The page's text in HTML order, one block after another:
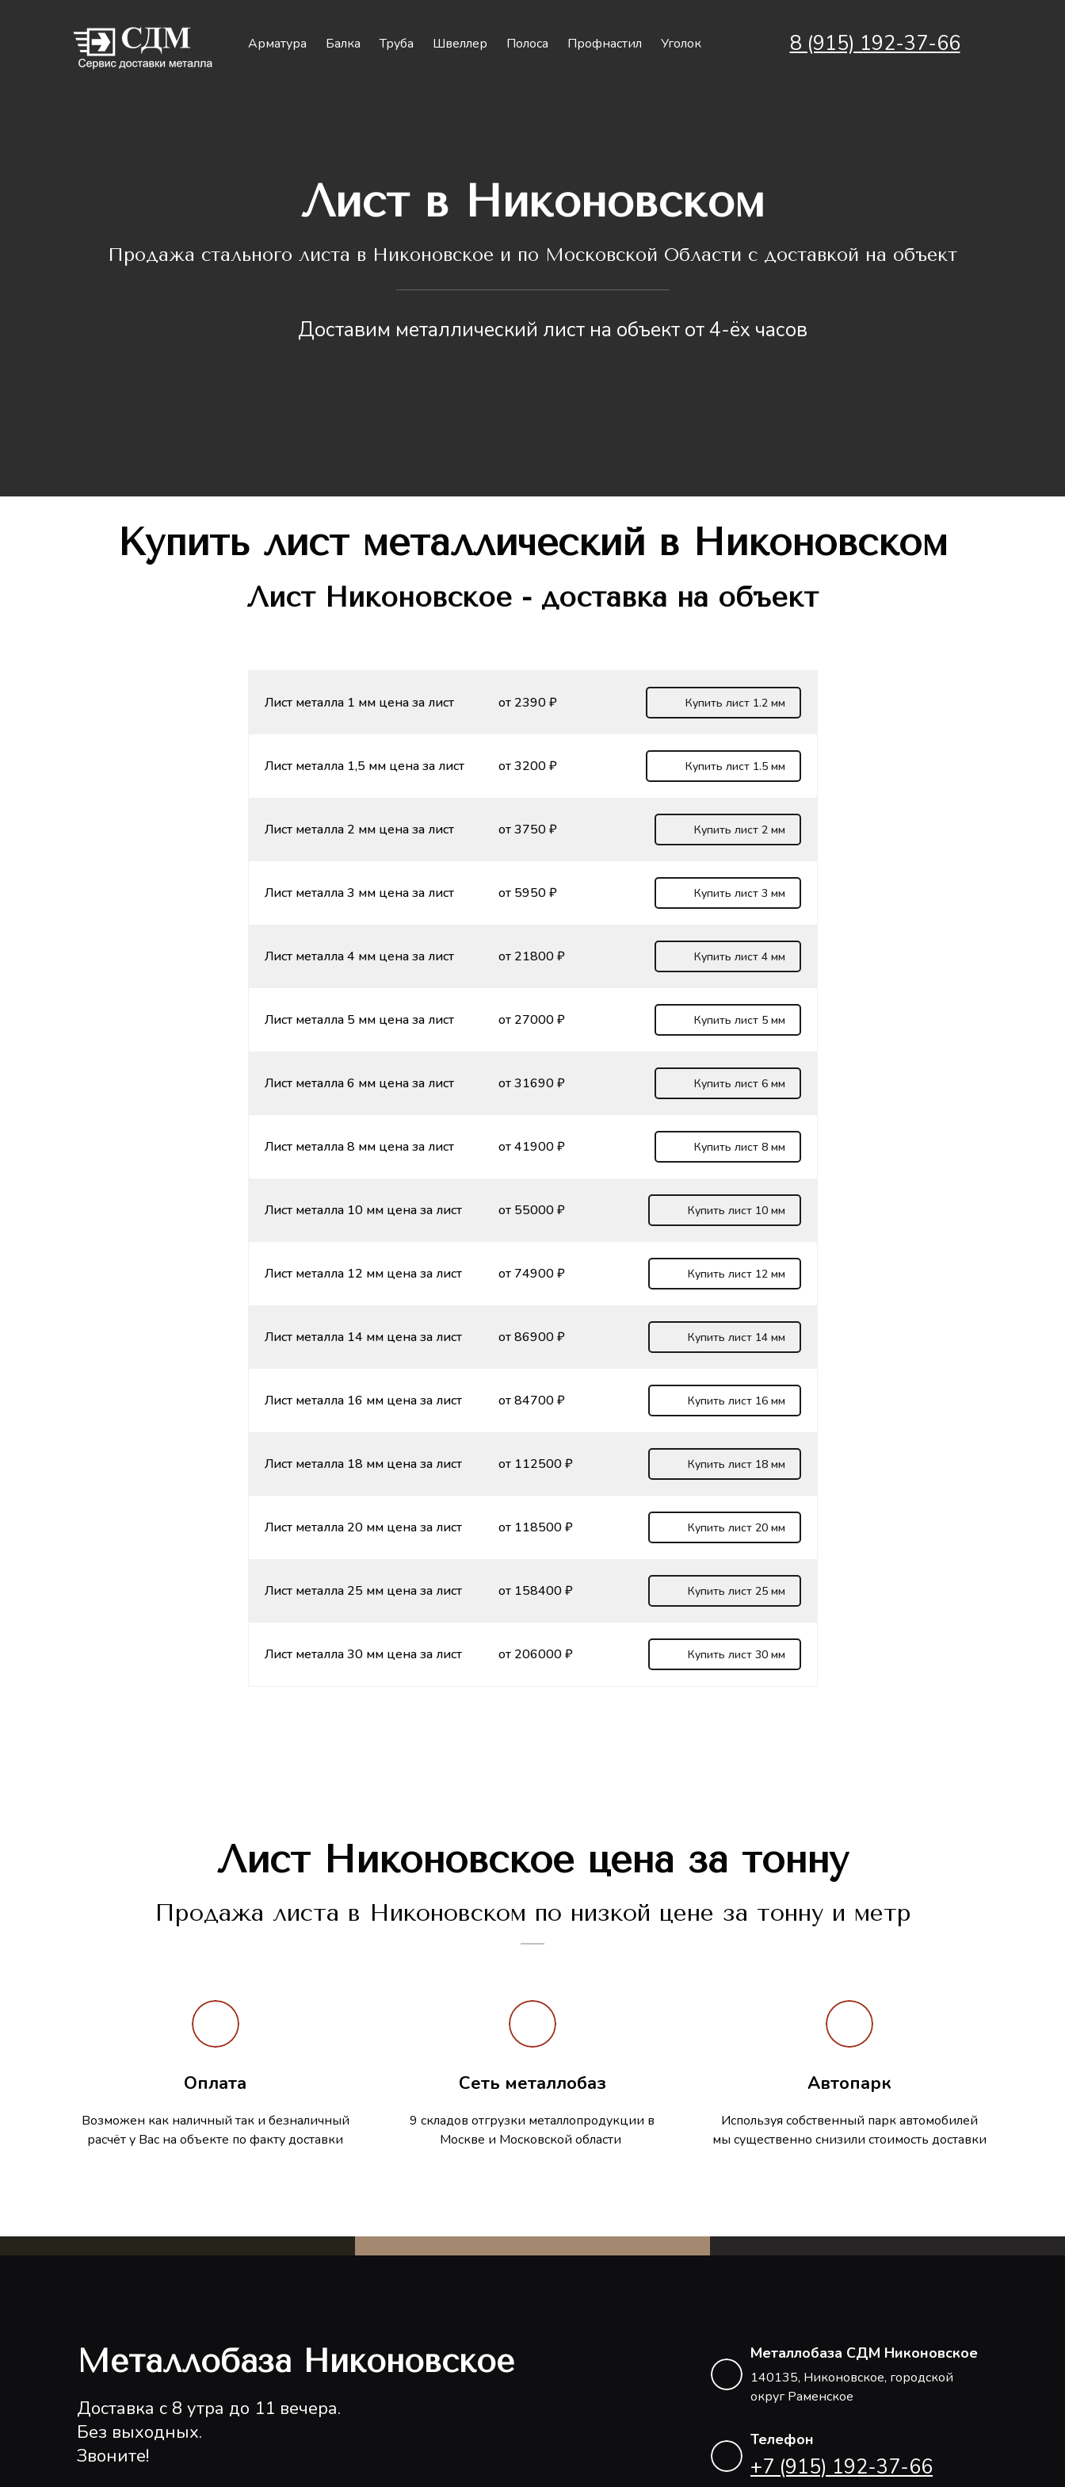
Арматура Балка Труба Швеллер Полоса Профнастил Уголок 8 (915) 192-37-66
Лист в Никоновском
Продажа стального листа в Никоновское и по Московской Области с доставкой на объект
Доставим металлический лист на объект от 4-ёх часов
Купить лист металлический в Никоновском
ЛистНиконовское - доставка на объект
Лист металла 1 мм цена за лист от 2390 ₽ Купить лист 1.2 мм
Лист металла 1,5 мм цена за лист от 3200 ₽ Купить лист 1.5 мм
Лист металла 2 мм цена за лист от 3750 ₽ Купить лист 2 мм
Лист металла 3 мм цена за лист от 5950 ₽ Купить лист 3 мм
Лист металла 4 мм цена за лист от 21800 ₽ Купить лист 4 мм
Лист металла 5 мм цена за лист от 27000 ₽ Купить лист 5 мм
Лист металла 6 мм цена за лист от 31690 ₽ Купить лист 6 мм
Лист металла 8 мм цена за лист от 41900 ₽ Купить лист 8 мм
Лист металла 10 мм цена за лист от 55000 ₽ Купить лист 10 мм
Лист металла 12 мм цена за лист от 74900 ₽ Купить лист 12 мм
Лист металла 14 мм цена за лист от 86900 ₽ Купить лист 14 мм
Лист металла 16 мм цена за лист от 84700 ₽ Купить лист 16 мм
Лист металла 18 мм цена за лист от 112500 ₽ Купить лист 18 мм
Лист металла 20 мм цена за лист от 118500 ₽ Купить лист 20 мм
Лист металла 25 мм цена за лист от 158400 ₽ Купить лист 25 мм
Лист металла 30 мм цена за лист от 206000 ₽ Купить лист 30 мм
Лист Никоновское цена за тонну
Продажа листа в Никоновском по низкой цене за тонну и метр
Оплата
Возможен как наличный так и безналичный
расчёт у Вас на объекте по факту доставки
Сеть металлобаз
9 складов отгрузки металлопродукции в
Москве и Московской области
Автопарк
Используя собственный парк автомобилей
мы существенно снизили стоимость доставки
Металлобаза Никоновское
Доставка с 8 утра до 11 вечера.
Без выходных.
Звоните!
Металлобаза СДМ Никоновское
140135, Никоновское, городской
округ Раменское
Телефон
+7 (915) 192-37-66